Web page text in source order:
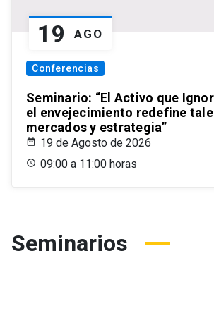
19 AGO
Conferencias
Seminario: “El Activo que
el envejecimiento redefine
mercados y estrategia”
19 de Agosto de 2026
09:00 a 11:00 horas
Seminarios